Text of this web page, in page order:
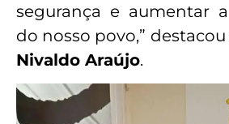
segurança e aumentar
do nosso povo,”
Nivaldo Araújo.